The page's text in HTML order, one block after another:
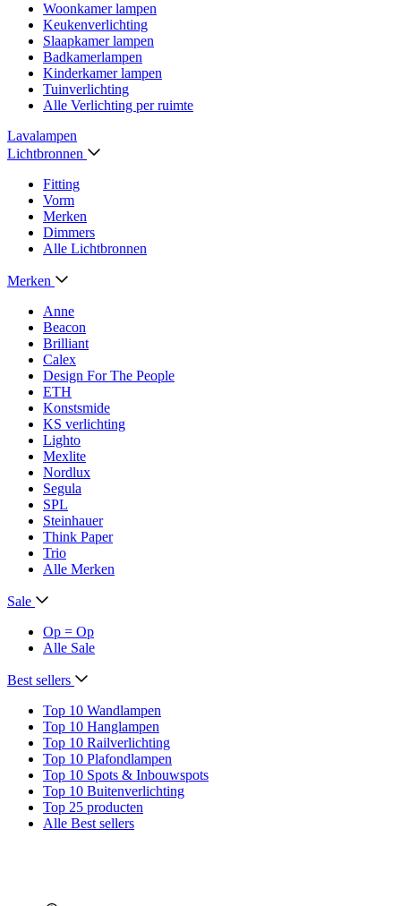
Woonkamer lampen
Keukenverlichting
Slaapkamer lampen
Badkamerlampen
Kinderkamer lampen
Tuinverlichting
Alle Verlichting per ruimte
Lavalampen
Lichtbronnen
Fitting
Vorm
Merken
Dimmers
Alle Lichtbronnen
Merken
Anne
Beacon
Brilliant
Calex
Design For The People
ETH
Konstsmide
KS verlichting
Lighto
Mexlite
Nordlux
Segula
SPL
Steinhauer
Think Paper
Trio
Alle Merken
Sale
Op = Op
Alle Sale
Best sellers
Top 10 Wandlampen
Top 10 Hanglampen
Top 10 Railverlichting
Top 10 Plafondlampen
Top 10 Spots & Inbouwspots
Top 10 Buitenverlichting
Top 25 producten
Alle Best sellers